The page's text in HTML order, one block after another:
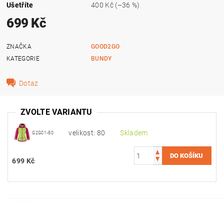
Ušetříte
400 Kč (–36 %)
699 Kč
ZNAČKA
GOOD2GO
KATEGORIE
BUNDY
Dotaz
ZVOLTE VARIANTU
G2G01-80 velikost: 80 Skladem
699 Kč